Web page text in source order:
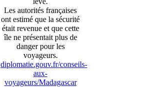
Les autorités françaises
ont estimé que la sécurité
était revenue et que cette
île ne présentait plus de
danger pour les
voyageurs.
diplomatie.gouv.fr/conseils-
aux-
voyageurs/Madagascar